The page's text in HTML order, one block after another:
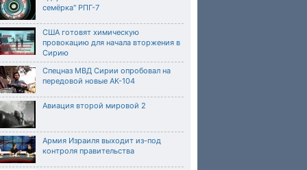
семёрка" РПГ-7
США готовят химическую
провокацию для начала вторжения в
Сирию
Спецназ МВД Сирии опробовал на
передовой новые АК-104
Авиация второй мировой 2
Армия Израиля выходит из-под
контроля правительства